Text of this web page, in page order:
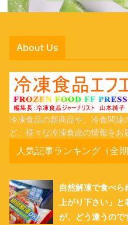
About Us
冷凍食品の新商品や、冷食関
ど、様々な冷凍食品の情報をお
人気記事ランキング（全期
自然解凍で食べ
上がり下さい」と
が、どう違うので